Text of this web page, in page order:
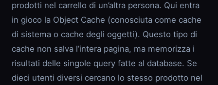
prodotti nel carrello di un’altra persona. Qui entra
in gioco la Object Cache (conosciuta come cache
di sistema o cache degli oggetti). Questo tipo di
cache non salva l’intera pagina, ma memorizza i
risultati delle singole query fatte al database. Se
dieci utenti diversi cercano lo stesso prodotto nel